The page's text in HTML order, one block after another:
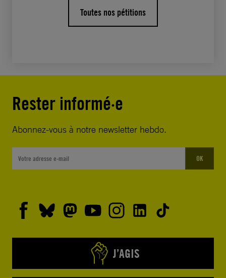
en vue de l’abolition de la peine capitale en
Arabie saoudite.
Toutes nos pétitions
Rester informé·e
Abonnez-vous à notre newsletter hebdo.
OK
J’AGIS